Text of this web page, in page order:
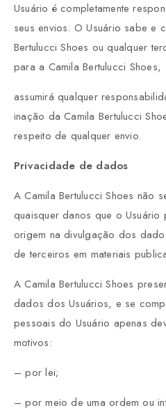
Usuário é completamente
seus envios. O Usuário sabe e
Bertulucci Shoes ou qualquer
para a Camila Bertulucci Shoes,
assumirá qualquer
inação da Camila Bertulucci
respeito de qualquer envio.
Privacidade de dados
A Camila Bertulucci Shoes não
quaisquer danos que o Usuário
origem na divulgação dos
de terceiros em materiais
A Camila Bertulucci Shoes
dados dos Usuários, e se
pessoais do Usuário apenas
motivos:
– por lei;
– por meio de uma ordem ou